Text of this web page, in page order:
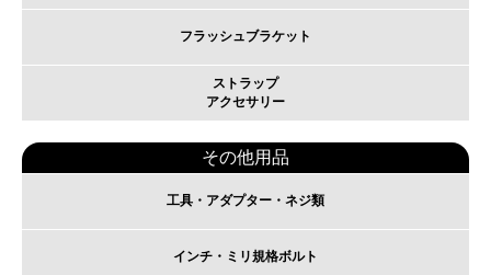
フラッシュブラケット
ストラップ
アクセサリー
その他用品
工具・アダプター・ネジ類
インチ・ミリ規格ボルト